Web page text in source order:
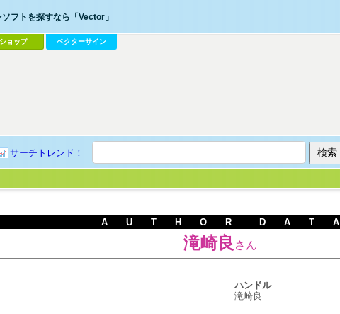
フトを探すなら「Vector」
ョップ ベクターサイン
サーチトレンド！
A U T H O R D A T A
滝崎良 さん
ハンドル
滝崎良